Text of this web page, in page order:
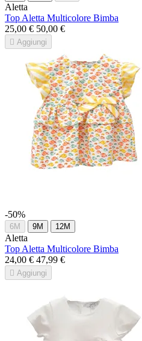
Aletta
Top Aletta Multicolore Bimba
25,00 € 50,00 €
 Aggiungi
-50%
6M 9M 12M
Aletta
Top Aletta Multicolore Bimba
24,00 € 47,99 €
 Aggiungi